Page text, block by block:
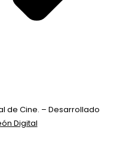
de Cine. – Desarrollado
Digital